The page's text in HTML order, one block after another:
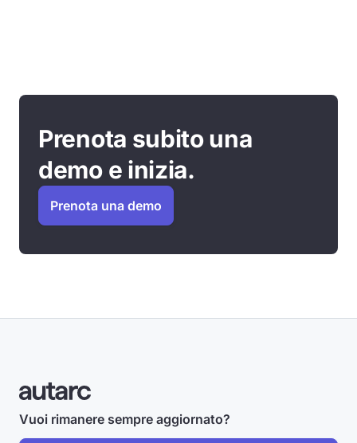
Prenota subito una
demo e inizia.
Prenota una demo
Vuoi rimanere sempre aggiornato?